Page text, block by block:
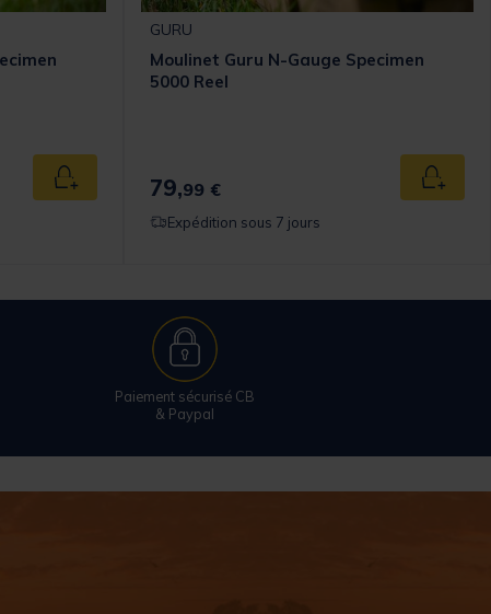
Ajouter au panier
GURU
Moulinet Guru N-Gauge Specimen
5000 Reel
79,99 € Ajouter
Expédition sous 7 jours
Paiement sécurisé CB
& Paypal